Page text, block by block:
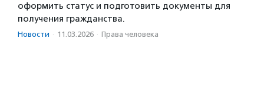
оформить статус и подготовить документы для
получения гражданства.
Новости · 11.03.2026 · Права человека